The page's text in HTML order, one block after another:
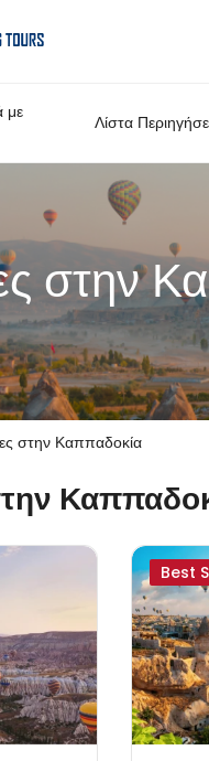
με
Λίστα
στην
στην Καππαδοκία
Best